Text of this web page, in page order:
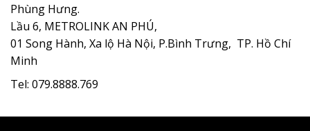
Phùng Hưng.
Lầu 6, METROLINK AN PHÚ,
01 Song Hành, Xa lộ Hà Nội, P.Bình Trưng, TP. Hồ Chí
Minh
Tel: 079.8888.769